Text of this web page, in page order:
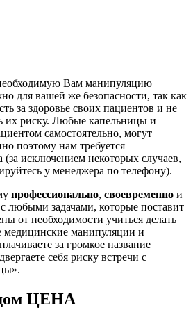
Вам манипуляцию
для вашей же безопасности, так как
за здоровье своих пациентов и не
их риску. Любые капельницы и
самостоятельно, могут
поэтому нам требуется
(за исключением некоторых случаев,
у менеджера по телефону).
профессионально, своевременно и
любыми задачами, которые поставит
от необходимости учиться делать
медицинские манипуляции и
за громкое название
себя риску встречи с
ЦЕНА